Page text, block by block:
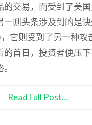
的交易，而受到了美
一则头条涉及到的是
，它则受到了另一种攻
的首日，投资者便压
Read Full Post…